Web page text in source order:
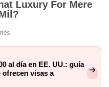
al día en EE. UU.: guía
visas a